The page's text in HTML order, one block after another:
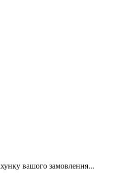
вашого замовлення...